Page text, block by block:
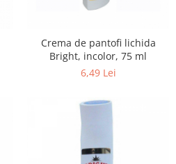
Crema de pantofi lichida
Bright, incolor, 75 ml
6,49 Lei